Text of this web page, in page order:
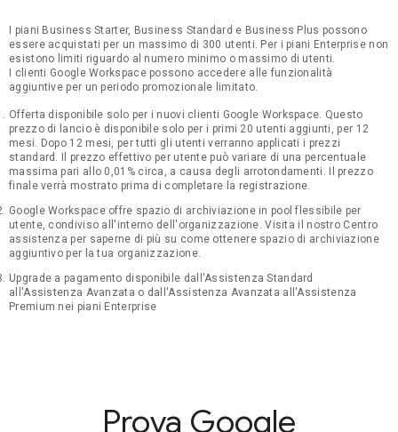
I piani Business Starter, Business Standard e Business Plus possono
essere acquistati per un massimo di 300 utenti. Per i piani Enterprise non
esistono limiti riguardo al numero minimo o massimo di utenti.
I clienti Google Workspace possono accedere alle funzionalità
aggiuntive per un periodo promozionale limitato.
Offerta disponibile solo per i nuovi clienti Google Workspace. Questo
prezzo di lancio è disponibile solo per i primi 20 utenti aggiunti, per 12
mesi. Dopo 12 mesi, per tutti gli utenti verranno applicati i prezzi
standard. Il prezzo effettivo per utente può variare di una percentuale
massima pari allo 0,01% circa, a causa degli arrotondamenti. Il prezzo
finale verrà mostrato prima di completare la registrazione.
Google Workspace offre spazio di archiviazione in pool flessibile per
utente, condiviso all'interno dell'organizzazione. Visita il nostro Centro
assistenza per saperne di più su come ottenere spazio di archiviazione
aggiuntivo per la tua organizzazione.
Upgrade a pagamento disponibile dall'Assistenza Standard
all'Assistenza Avanzata o dall'Assistenza Avanzata all'Assistenza
Premium nei piani Enterprise
Prova Google